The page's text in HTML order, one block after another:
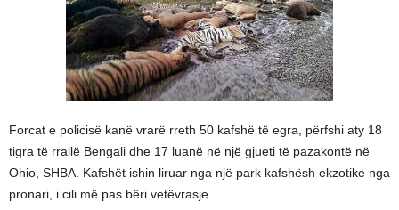
Forcat e policisë kanë vrarë rreth 50 kafshë të egra, përfshi aty 18
tigra të rrallë Bengali dhe 17 luanë në një gjueti të pazakontë në
Ohio, SHBA. Kafshët ishin liruar nga një park kafshësh ekzotike nga
pronari, i cili më pas bëri vetëvrasje.